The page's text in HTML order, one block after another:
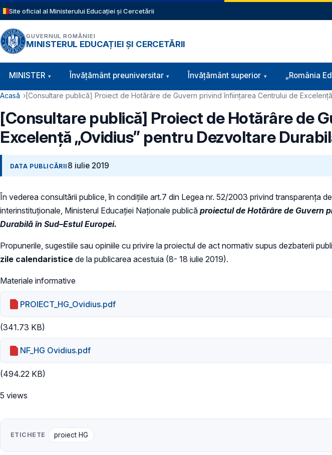
Sari la conținutul principal
Site oficial al Ministerului Educației și Cercetării
GUVERNUL ROMÂNIEI
MINISTERUL EDUCAȚIEI ȘI CERCETĂRII
Navigație principală
MINISTER Învăţământ preuniversitar Învățământ superior „România
Cale de navigare
Acasă [Consultare publică] Proiect de Hotărâre de Guvern privind înființarea Centrului de
[Consultare publică] Proiect de Hotărâre de
Excelență „Ovidius” pentru Dezvoltare
DATA PUBLICĂRII 8 iulie 2019
În vederea consultării publice, în condiţiile art.7 din Legea nr. 52/2003 privind transparenţa
interinstituționale, Ministerul Educaţiei Naţionale publică proiectul de Hotărâre de Guvern
Durabilă în Sud–Estul Europei.
Propunerile, sugestiile sau opiniile cu privire la proiectul de act normativ supus dezbaterii
zile calendaristice de la publicarea acestuia (8- 18 iulie 2019).
Materiale informative
PROIECT_HG_Ovidius.pdf
(341.73 KB)
NF_HG Ovidius.pdf
(494.22 KB)
5 views
ETICHETE proiect HG